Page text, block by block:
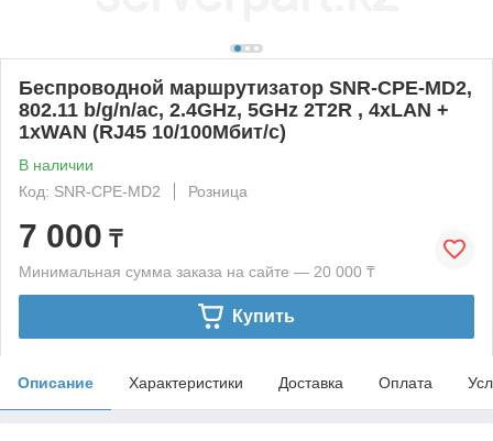
Беспроводной маршрутизатор SNR-CPE-MD2,
802.11 b/g/n/ac, 2.4GHz, 5GHz 2T2R , 4xLAN +
1xWAN (RJ45 10/100Мбит/с)
В наличии
Код: SNR-CPE-MD2
Розница
7 000 ₸
Минимальная сумма заказа на сайте — 20 000 ₸
Купить
Описание Характеристики Доставка Оплата